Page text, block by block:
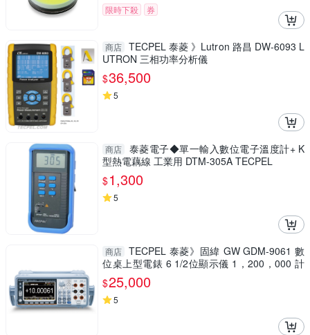
限時下殺 券
商店 TECPEL 泰菱 》Lutron 路昌 DW-6093 L
UTRON 三相功率分析儀
$36,500
5
商店
泰菱電子◆單一輸入數位電子溫度計+ K
型熱電藕線 工業用 DTM-305A TECPEL
$1,300
5
商店 TECPEL 泰菱》固緯 GW GDM-9061 數
位桌上型電錶 6 1/2位顯示儀 1，200，000 計
數
$25,000
5